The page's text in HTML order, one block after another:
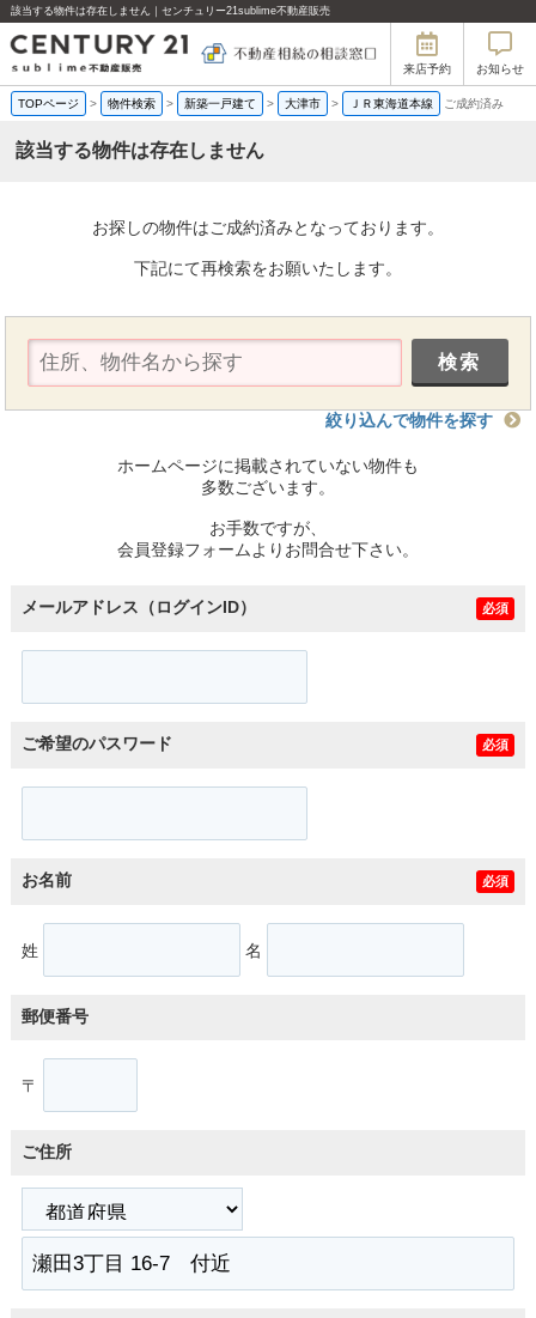
該当する物件は存在しません｜センチュリー21sublime不動産販売
来店予約 お知らせ
TOPページ > 物件検索 > 新築一戸建て > 大津市 > ＪＲ東海道本線 ご成約済み
該当する物件は存在しません
お探しの物件はご成約済みとなっております。
下記にて再検索をお願いたします。
絞り込んで物件を探す
ホームページに掲載されていない物件も
多数ございます。
お手数ですが、
会員登録フォームよりお問合せ下さい。
メールアドレス（ログインID） 必須
ご希望のパスワード 必須
お名前 必須
姓 名
郵便番号
〒
ご住所